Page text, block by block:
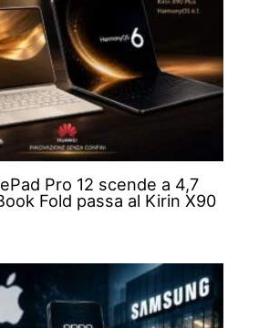
Pro 12 scende a 4,7
Fold passa al Kirin X90